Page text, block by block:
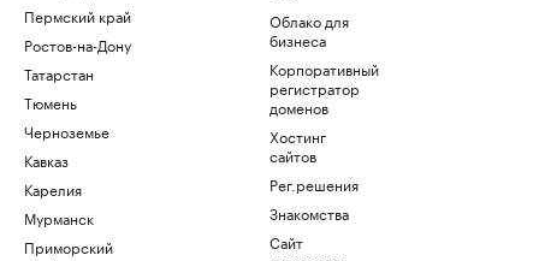
Пермский край
Ростов-на-Дону
Татарстан
Тюмень
Черноземье
Кавказ
Карелия
Мурманск
Приморский
Облако для
бизнеса
Корпоративный
регистратор
доменов
Хостинг
сайтов
Рег.решения
Знакомства
Сайт